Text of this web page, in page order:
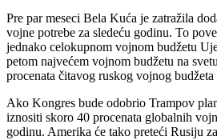
Pre par meseci Bela Kuća je zatražila
vojne potrebe za sledeću godinu. To
jednako celokupnom vojnom budžetu
petom najvećem vojnom budžetu na
procenata čitavog ruskog vojnog
Ako Kongres bude odobrio Trampov
iznositi skoro 40 procenata globalnih
godinu. Amerika će tako preteći Rusiju